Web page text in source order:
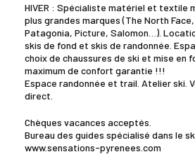
HIVER : Spécialiste matériel et textile
plus grandes marques (The North
Patagonia, Picture, Salomon…).
skis de fond et skis de randonnée.
choix de chaussures de ski et mise en
maximum de confort garantie !!!
Espace randonnée et trail. Atelier ski.
direct.
Chèques vacances acceptés.
Bureau des guides spécialisé dans le
www.sensations-pyrenees.com